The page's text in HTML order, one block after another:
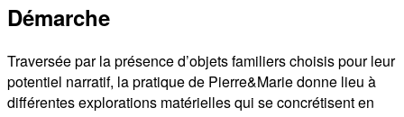
Démarche
Traversée par la présence d’objets familiers choisis pour leur
potentiel narratif, la pratique de Pierre&Marie donne lieu à
différentes explorations matérielles qui se concrétisent en